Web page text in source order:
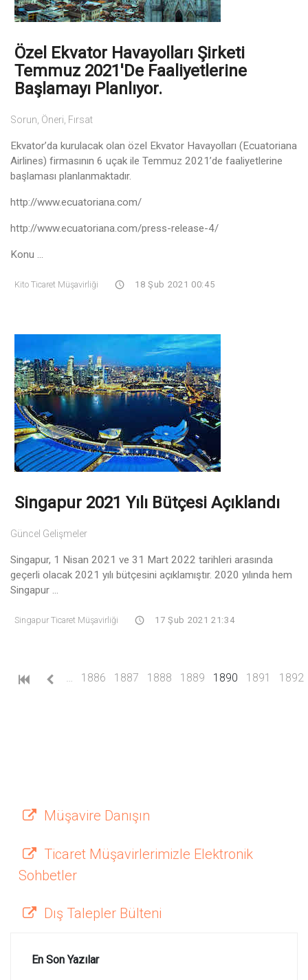
Özel Ekvator Havayolları Şirketi
Temmuz 2021'De Faaliyetlerine
Başlamayı Planlıyor.
Sorun, Öneri, Fırsat
Ekvator’da kurulacak olan özel Ekvator Havayolları (Ecuatoriana
Airlines) firmasının 6 uçak ile Temmuz 2021’de faaliyetlerine
başlaması planlanmaktadır.
http://www.ecuatoriana.com/
http://www.ecuatoriana.com/press-release-4/
Konu ...
Kito Ticaret Müşavirliği 18 Şub 2021 00:45
Singapur 2021 Yılı Bütçesi Açıklandı
Güncel Gelişmeler
Singapur, 1 Nisan 2021 ve 31 Mart 2022 tarihleri arasında
geçerli olacak 2021 yılı bütçesini açıklamıştır. 2020 yılında hem
Singapur ...
Singapur Ticaret Müşavirliği 17 Şub 2021 21:34
1886 1887 1888 1889 1890 (current)
1891 1892
Müşavire Danışın
Ticaret Müşavirlerimizle Elektronik
Sohbetler
Dış Talepler Bülteni
En Son Yazılar